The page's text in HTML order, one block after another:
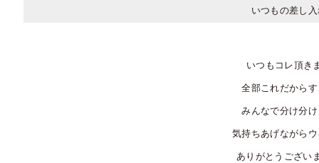
いつもの差し
いつもコレ頂き
全部これだから
みんなで分け分
気持ちあげながら
ありがとうござい